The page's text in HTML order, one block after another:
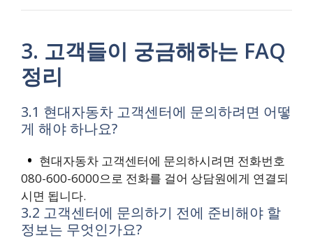
3. 고객들이 궁금해하는 FAQ
정리
3.1 현대자동차 고객센터에 문의하려면 어떻
게 해야 하나요?
현대자동차 고객센터에 문의하시려면 전화번호
080-600-6000으로 전화를 걸어 상담원에게 연결되
시면 됩니다.
3.2 고객센터에 문의하기 전에 준비해야 할
정보는 무엇인가요?